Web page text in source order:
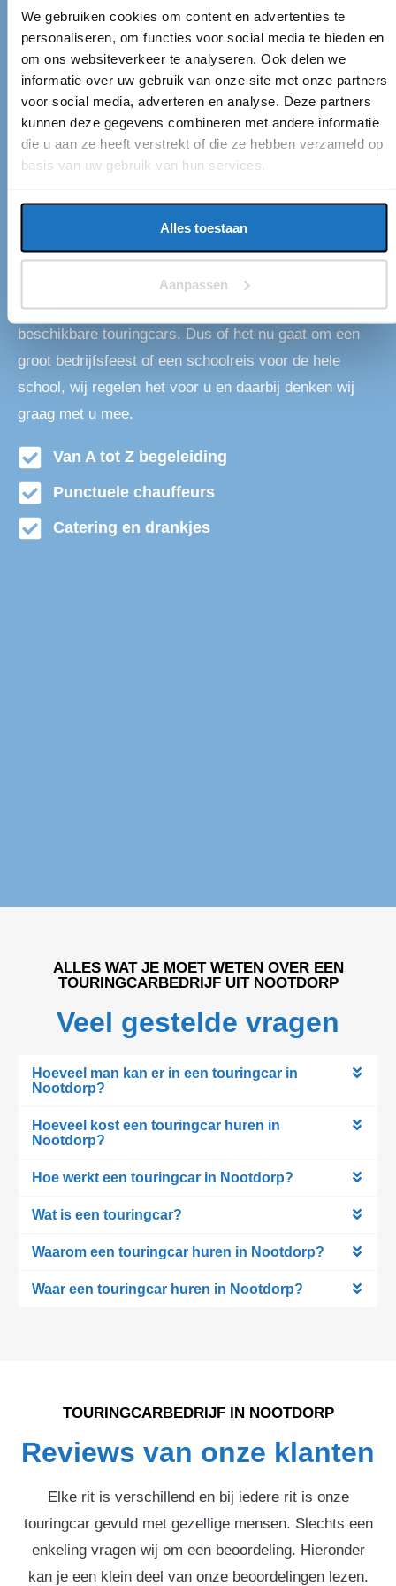
We gebruiken cookies om content en advertenties te
personaliseren, om functies voor social media te bieden en
om ons websiteverkeer te analyseren. Ook delen we
informatie over uw gebruik van onze site met onze partners
voor social media, adverteren en analyse. Deze partners
kunnen deze gegevens combineren met andere informatie
die u aan ze heeft verstrekt of die ze hebben verzameld op
basis van uw gebruik van hun services.
Alles toestaan
Aanpassen
TOURINGCARBEDRIJF NOOTDORP
Touringcarbedrijf in
Nootdorp
Als u op zoekt bent naar een touringcar in Nootdorp,
dan bent u bij ons aan het juiste adres. Eventliner
Tours is een touringcarbedrijf met een standplaats in
Nootdorp. Wij vervoeren op duurzame wijze
passagiers door het gehele land, onder andere van en
naar Nootdorp. De groepen kunnen variëren van 10 tot
wel 4000 personen. Dit komt door onze grote vloot aan
beschikbare touringcars. Dus of het nu gaat om een
groot bedrijfsfeest of een schoolreis voor de hele
school, wij regelen het voor u en daarbij denken wij
graag met u mee.
Van A tot Z begeleiding
Punctuele chauffeurs
Catering en drankjes
ALLES WAT JE MOET WETEN OVER EEN
TOURINGCARBEDRIJF UIT NOOTDORP
Veel gestelde vragen
Hoeveel man kan er in een touringcar in
Nootdorp?
Hoeveel kost een touringcar huren in
Nootdorp?
Hoe werkt een touringcar in Nootdorp?
Wat is een touringcar?
Waarom een touringcar huren in Nootdorp?
Waar een touringcar huren in Nootdorp?
TOURINGCARBEDRIJF IN NOOTDORP
Reviews van onze klanten
Elke rit is verschillend en bij iedere rit is onze
touringcar gevuld met gezellige mensen. Slechts een
enkeling vragen wij om een beoordeling. Hieronder
kan je een klein deel van onze beoordelingen lezen.